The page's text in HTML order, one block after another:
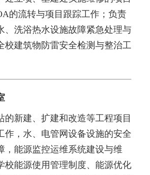
的流转与项目跟踪工作；负责
、洗浴热水设施故障紧急处理与
校建筑物防雷安全检测与整治工
的新建、扩建和改造等工程项目
作，水、电管网设备设施的安全
，能源监控运维系统建设与维
校能源使用管理制度、能源优化